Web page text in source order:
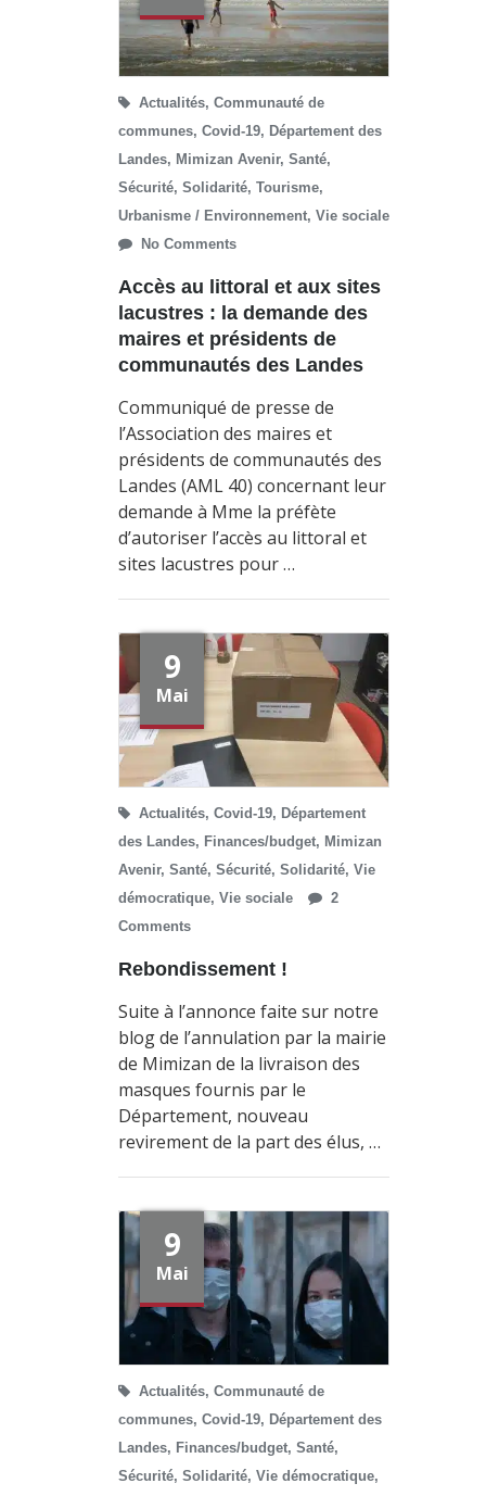
Actualités, Communauté de
communes, Covid-19, Département des
Landes, Mimizan Avenir, Santé,
Sécurité, Solidarité, Tourisme,
Urbanisme / Environnement, Vie sociale
No Comments
Accès au littoral et aux sites
lacustres : la demande des
maires et présidents de
communautés des Landes
Communiqué de presse de
l’Association des maires et
présidents de communautés des
Landes (AML 40) concernant leur
demande à Mme la préfète
d’autoriser l’accès au littoral et
sites lacustres pour …
9
Mai
Actualités, Covid-19, Département
des Landes, Finances/budget, Mimizan
Avenir, Santé, Sécurité, Solidarité, Vie
démocratique, Vie sociale
2
Comments
Rebondissement !
Suite à l’annonce faite sur notre
blog de l’annulation par la mairie
de Mimizan de la livraison des
masques fournis par le
Département, nouveau
revirement de la part des élus, …
9
Mai
Actualités, Communauté de
communes, Covid-19, Département des
Landes, Finances/budget, Santé,
Sécurité, Solidarité, Vie démocratique,